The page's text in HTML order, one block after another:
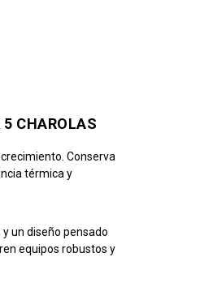
CHAROLAS
Conserva
térmica y
un diseño pensado
equipos robustos y